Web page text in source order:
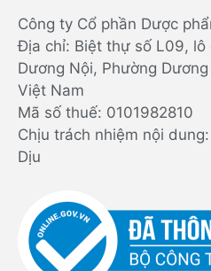
Công ty Cổ phần Dược
Địa chỉ: Biệt thự số L09, lô
Dương Nội, Phường
Việt Nam
Mã số thuế: 0101982810
Chịu trách nhiệm nội
Dịu